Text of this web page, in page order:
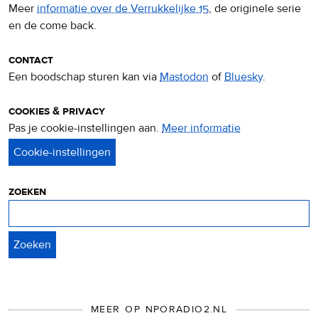
Meer informatie over de Verrukkelijke 15, de originele serie
en de come back.
contact
Een boodschap sturen kan via Mastodon ofBluesky.
cookies & privacy
Pas je cookie-instellingen aan. Meer informatie
zoeken
MEER OP NPORADIO2.NL